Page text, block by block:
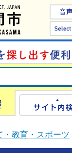
音
Google検
・教育・スポーツ